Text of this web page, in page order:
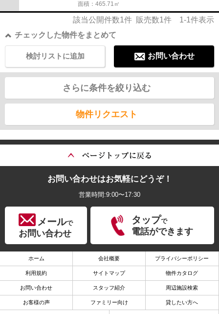
面積：465.71㎡
該当公開件数1件 販売数1件 1-1件表示
チェックした物件をまとめて
お問い合わせ
検討リストに追加
さらに条件を絞り込む
物件リクエスト
お問い合わせはお気軽にどうぞ！
営業時間:9:00〜17:30
メールで
お問い合わせ
タップで
電話ができます
ホーム 会社概要 プライバシーポリシー
利用規約 サイトマップ 物件カタログ
お問い合わせ スタッフ紹介 周辺施設検索
お客様の声 ファミリー向け 貸したい方へ